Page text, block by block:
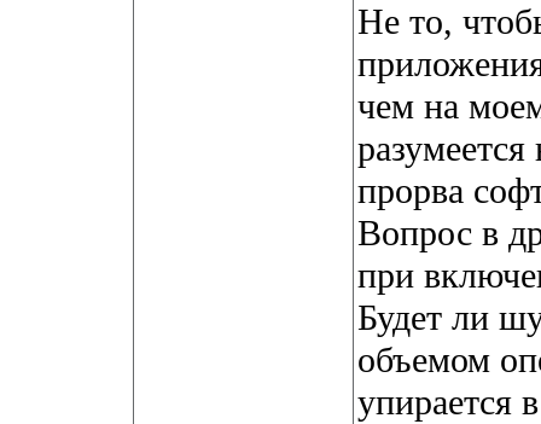
Не то,
чем на
прорва
Вопрос в
при
Будет ли
объемом
упирается